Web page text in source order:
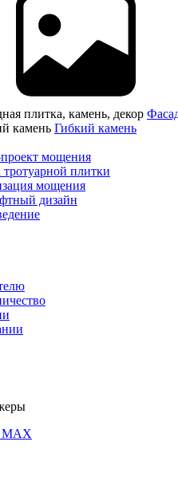
Гибкий камень
мощения
тротуарной плитки
мощения
дизайн